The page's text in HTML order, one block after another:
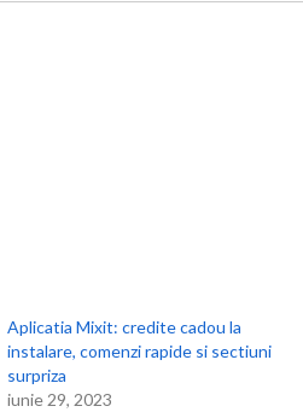
Aplicatia Mixit: credite cadou la
instalare, comenzi rapide si sectiuni
surpriza
iunie 29, 2023